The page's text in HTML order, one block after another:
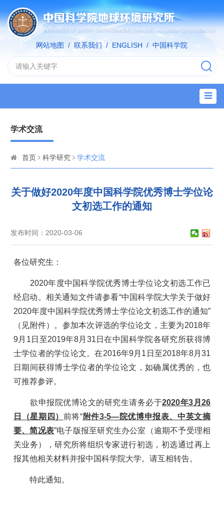
网站地图 / 联系我们 / ENGLISH / 中国科学院
学术交流
首页 科学研究 学术交流
关于做好2020年度中国科学院优秀博士学位论
文初选工作的通知
发布时间：2020-03-06
各位研究生：
2020年度中国科学院优秀博士学位论文初选工作已
经启动。相关通知文件请参看“中国科学院大学关于做好
2020年度中国科学院优秀博士学位论文初选工作的通知”
（见附件）。参加本次评选的学位论文，主要为2018年
9月 1 日至2019年8月 31 日在中国科学院各研究所获得博
士学位者的学位论文。在2016年9月 1 日至2018年8月31
日期间获得博士学位者的学位论文，如确属优秀的，也
可推荐参评。
欲申报院优博论文的研究生请务必于2020年3 月 26
日（星期四） 前将“附件3-5—院优博申报表、中英文摘
要、简况表”电子版报至研究生办公室（逾期不予受理相
关业务），研究所将组织专家进行初选，初选通过再上
报其他相关材料并报中国科学院大学。请互相转告。
特此通知。